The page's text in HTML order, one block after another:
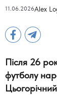
11.06.2026Alex
Після 26
футболу